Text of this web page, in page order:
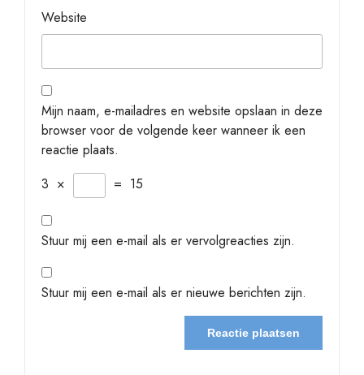
Website
Mijn naam, e-mailadres en website opslaan in deze
browser voor de volgende keer wanneer ik een
reactie plaats.
3 × = 15
Stuur mij een e-mail als er vervolgreacties zijn.
Stuur mij een e-mail als er nieuwe berichten zijn.